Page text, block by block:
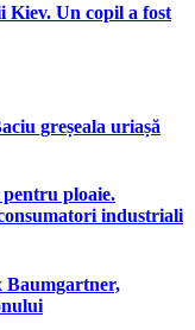
Kiev. Un copil a fost
greșeala uriașă
pentru ploaie.
industriali
Baumgartner,